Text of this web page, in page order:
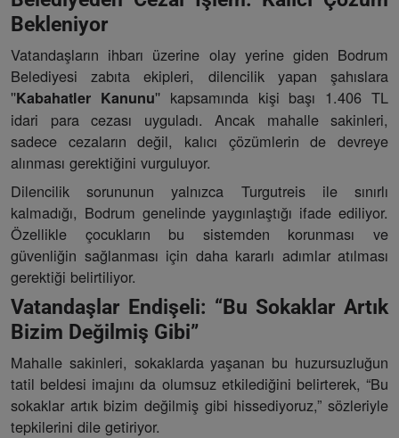
Bekleniyor
Vatandaşların ihbarı üzerine olay yerine giden Bodrum
Belediyesi zabıta ekipleri, dilencilik yapan şahıslara
''Kabahatler Kanunu'' kapsamında kişi başı 1.406 TL
idari para cezası uyguladı. Ancak mahalle sakinleri,
sadece cezaların değil, kalıcı çözümlerin de devreye
alınması gerektiğini vurguluyor.
Dilencilik sorununun yalnızca Turgutreis ile sınırlı
kalmadığı, Bodrum genelinde yaygınlaştığı ifade ediliyor.
Özellikle çocukların bu sistemden korunması ve
güvenliğin sağlanması için daha kararlı adımlar atılması
gerektiği belirtiliyor.
Vatandaşlar Endişeli: “Bu Sokaklar Artık
Bizim Değilmiş Gibi”
Mahalle sakinleri, sokaklarda yaşanan bu huzursuzluğun
tatil beldesi imajını da olumsuz etkilediğini belirterek, “Bu
sokaklar artık bizim değilmiş gibi hissediyoruz,” sözleriyle
tepkilerini dile getiriyor.